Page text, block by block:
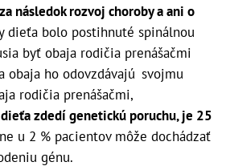
následok rozvoj choroby a ani o
dieťa bolo postihnuté spinálnou
byť obaja rodičia prenášačmi
obaja ho odovzdávajú svojmu
rodičia prenášačmi,
zdedí genetickú poruchu, je 25
u 2 % pacientov môže dochádzať
génu.